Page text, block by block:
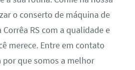
o conserto de máquina de
RS com a qualidade e
merece. Entre em contato
por que somos a melhor